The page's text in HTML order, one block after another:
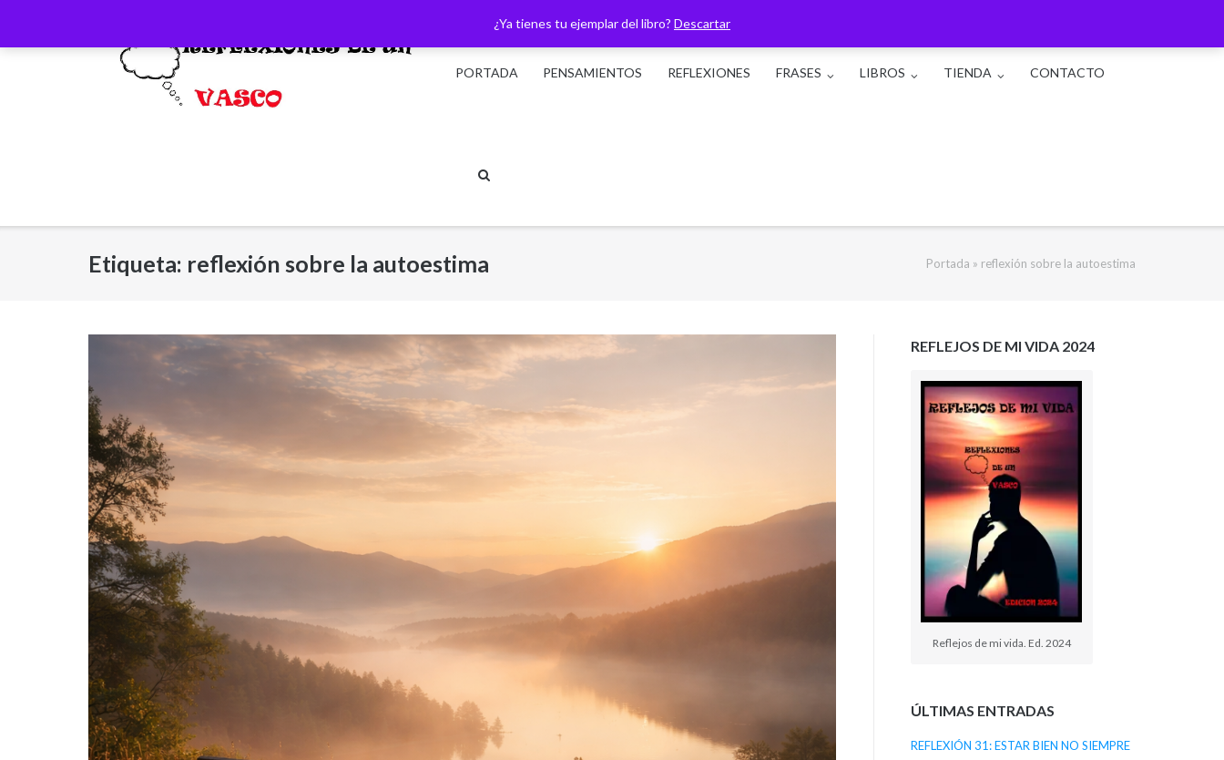
¿Ya tienes tu ejemplar del libro? Descartar
PORTADA
PENSAMIENTOS REFLEXIONES FRASES LIBROS TIENDA CONTACTO
Etiqueta: reflexión sobre la autoestima Portada » reflexión sobre la autoestima
REFLEJOS DE MI VIDA 2024
Reflejos de mi vida. Ed. 2024
ÚLTIMAS ENTRADAS
REFLEXIÓN 31: ESTAR BIEN NO SIEMPRE